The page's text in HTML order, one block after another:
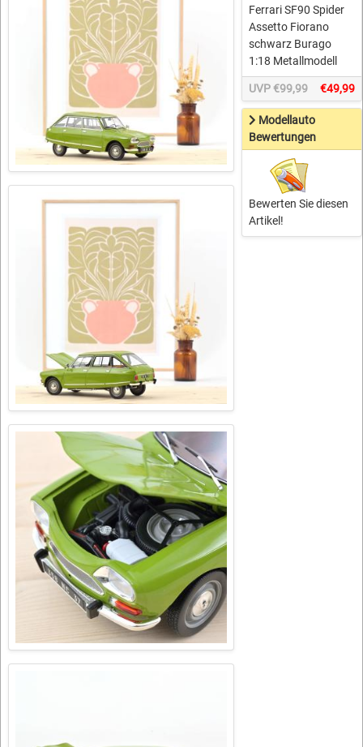
Ferrari SF90 Spider
Assetto Fiorano
schwarz Burago
1:18 Metallmodell
UVP €99,99 €49,99
Modellauto
Bewertungen
Bewerten Sie diesen
Artikel!